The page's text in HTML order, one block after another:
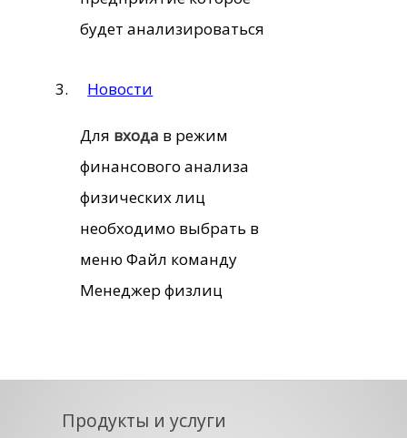
будет анализироваться
Новости
Для входа в режим
финансового анализа
физических лиц
необходимо выбрать в
меню Файл команду
Менеджер физлиц
Продукты и услуги